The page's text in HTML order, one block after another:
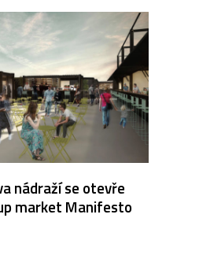
nádraží se otevře
market Manifesto